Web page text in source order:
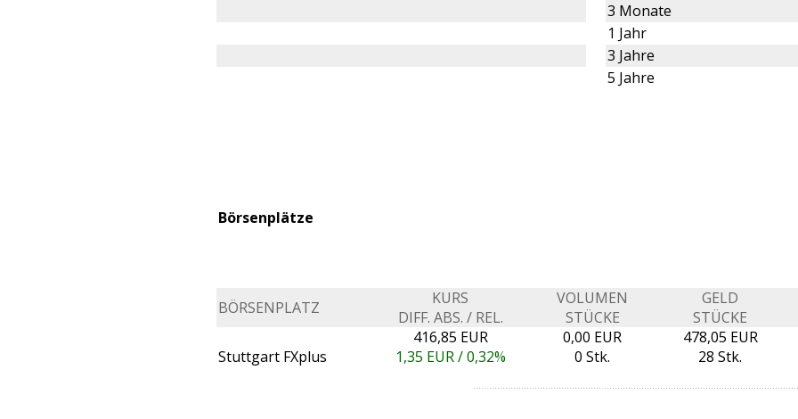
3 Monate
1 Jahr
3 Jahre
5 Jahre
Börsenplätze
BÖRSENPLATZ
KURS
DIFF. ABS. / REL.
VOLUMEN
STÜCKE
GELD
STÜCKE
Stuttgart FXplus
416,85 EUR
1,35 EUR /0,32%
0,00 EUR
0 Stk.
478,05 EUR
28 Stk.